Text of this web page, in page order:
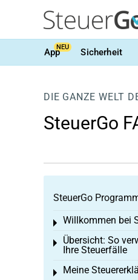
AppNEU Sicherheit
DIE GANZE WELT
SteuerGo
SteuerGo
Willkommen bei
Toggle menu
Übersicht: So
Ihre Steuerfälle
Toggle menu
Meine
Toggle menu